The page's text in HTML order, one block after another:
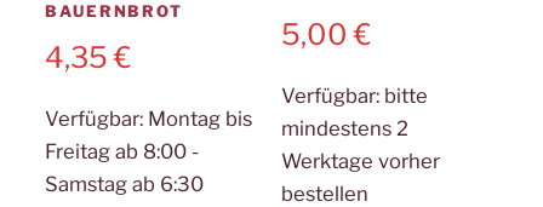
BAUERNBROT
4,35€
Verfügbar: Montag bis
Freitag ab 8:00 -
Samstag ab 6:30
5,00€
Verfügbar: bitte
mindestens 2
Werktage vorher
bestellen